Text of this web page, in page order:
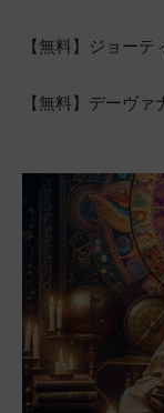
【無料】ジョー
【無料】デーヴ